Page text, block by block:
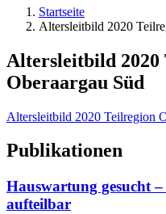
Startseite
Altersleitbild 2020
Altersleitbild 2020
Oberaargau Süd
Altersleitbild 2020 Teilregion
Publikationen
Hauswartung gesucht
aufteilbar